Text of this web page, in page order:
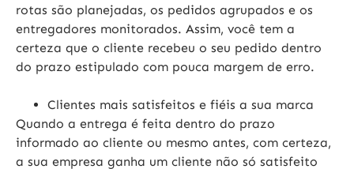
rotas são planejadas, os pedidos agrupados e os
entregadores monitorados. Assim, você tem a
certeza que o cliente recebeu o seu pedido dentro
do prazo estipulado com pouca margem de erro.
Clientes mais satisfeitos e fiéis a sua marca
Quando a entrega é feita dentro do prazo
informado ao cliente ou mesmo antes, com certeza,
a sua empresa ganha um cliente não só satisfeito